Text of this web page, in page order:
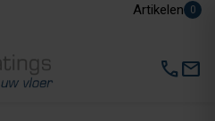
Artikelen 0
callmail